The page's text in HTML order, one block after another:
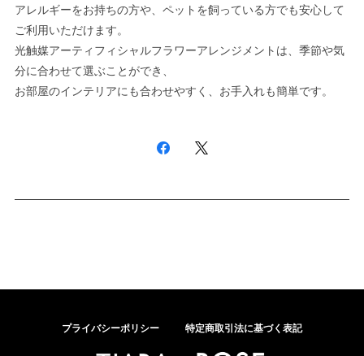
アレルギーをお持ちの方や、ペットを飼っている方でも安心して
ご利用いただけます。
光触媒アーティフィシャルフラワーアレンジメントは、季節や気
分に合わせて選ぶことができ、
お部屋のインテリアにも合わせやすく、お手入れも簡単です。
プライバシーポリシー 特定商取引法に基づく表記